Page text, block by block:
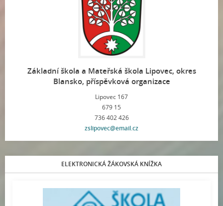
Základní škola a Mateřská škola Lipovec, okres
Blansko, příspěvková organizace
Lipovec 167
679 15
736 402 426
zslipovec@email.cz
ELEKTRONICKÁ ŽÁKOVSKÁ KNÍŽKA